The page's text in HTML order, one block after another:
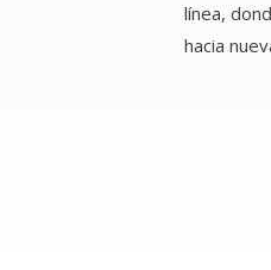
línea,
hacia